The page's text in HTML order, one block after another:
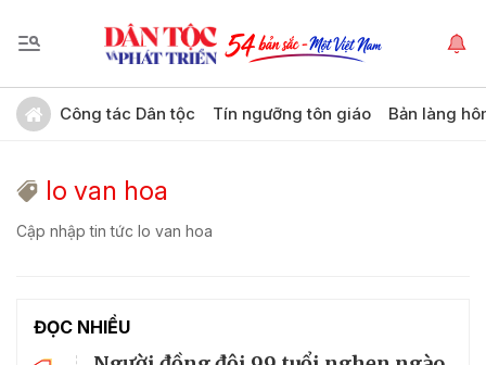
Công tác Dân tộc Tín ngưỡng tôn giáo Bản làng
lo van hoa
Cập nhập tin tức lo van hoa
ĐỌC NHIỀU